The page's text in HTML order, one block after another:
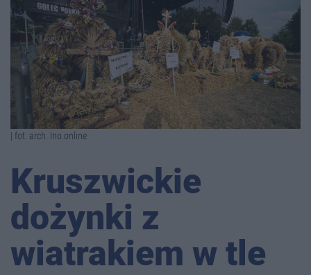
| fot. arch. Ino.online
Kruszwickie
dożynki z
wiatrakiem w tle